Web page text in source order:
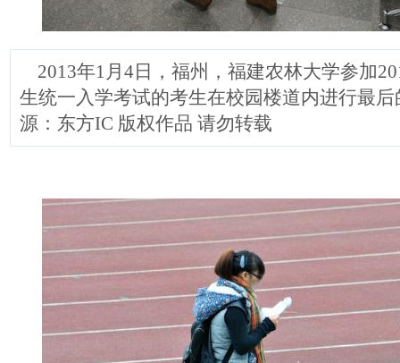
2013年1月4日，福州，福建农林大学参加
生统一入学考试的考生在校园楼道内进行最
源：东方IC 版权作品 请勿转载